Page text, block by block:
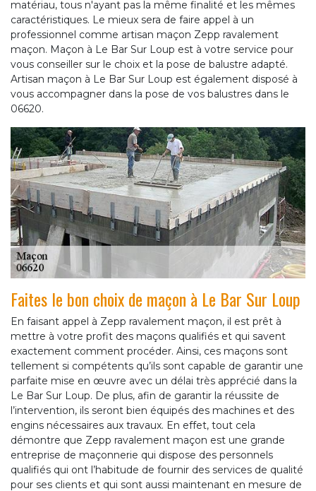
matériau, tous n'ayant pas la même finalité et les mêmes
caractéristiques. Le mieux sera de faire appel à un
professionnel comme artisan maçon Zepp ravalement
maçon. Maçon à Le Bar Sur Loup est à votre service pour
vous conseiller sur le choix et la pose de balustre adapté.
Artisan maçon à Le Bar Sur Loup est également disposé à
vous accompagner dans la pose de vos balustres dans le
06620.
Faites le bon choix de maçon à Le Bar Sur Loup
En faisant appel à Zepp ravalement maçon, il est prêt à
mettre à votre profit des maçons qualifiés et qui savent
exactement comment procéder. Ainsi, ces maçons sont
tellement si compétents qu’ils sont capable de garantir une
parfaite mise en œuvre avec un délai très apprécié dans la
Le Bar Sur Loup. De plus, afin de garantir la réussite de
l’intervention, ils seront bien équipés des machines et des
engins nécessaires aux travaux. En effet, tout cela
démontre que Zepp ravalement maçon est une grande
entreprise de maçonnerie qui dispose des personnels
qualifiés qui ont l’habitude de fournir des services de qualité
pour ses clients et qui sont aussi maintenant en mesure de